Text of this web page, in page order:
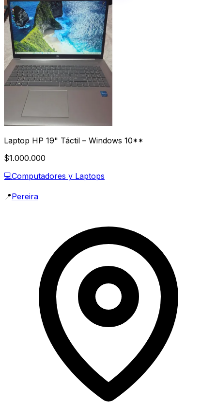
Laptop HP 19" Táctil – Windows 10**
$1.000.000
💻Computadores y Laptops
📍Pereira